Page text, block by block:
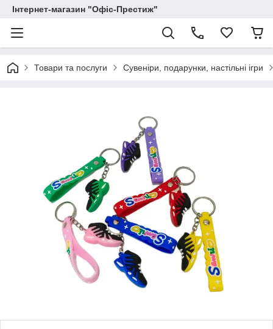
Інтернет-магазин "Офіс-Престиж"
Товари та послуги Сувеніри, подарунки, настільні ігри